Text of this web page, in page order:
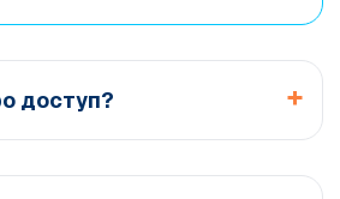
доступ?